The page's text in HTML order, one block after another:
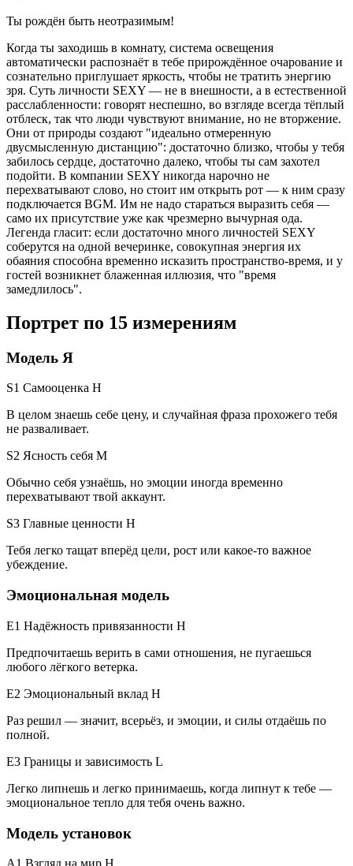
Ты рождён быть неотразимым!
Когда ты заходишь в комнату, система освещения
автоматически распознаёт в тебе прирождённое очарование и
сознательно приглушает яркость, чтобы не тратить энергию
зря. Суть личности SEXY — не в внешности, а в естественной
расслабленности: говорят неспешно, во взгляде всегда тёплый
отблеск, так что люди чувствуют внимание, но не вторжение.
Они от природы создают "идеально отмеренную
двусмысленную дистанцию": достаточно близко, чтобы у тебя
забилось сердце, достаточно далеко, чтобы ты сам захотел
подойти. В компании SEXY никогда нарочно не
перехватывают слово, но стоит им открыть рот — к ним сразу
подключается BGM. Им не надо стараться выразить себя —
само их присутствие уже как чрезмерно вычурная ода.
Легенда гласит: если достаточно много личностей SEXY
соберутся на одной вечеринке, совокупная энергия их
обаяния способна временно исказить пространство-время, и у
гостей возникнет блаженная иллюзия, что "время
замедлилось".
Портрет по 15 измерениям
Модель Я
S1 Самооценка H
В целом знаешь себе цену, и случайная фраза прохожего тебя
не разваливает.
S2 Ясность себя M
Обычно себя узнаёшь, но эмоции иногда временно
перехватывают твой аккаунт.
S3 Главные ценности H
Тебя легко тащат вперёд цели, рост или какое-то важное
убеждение.
Эмоциональная модель
E1 Надёжность привязанности H
Предпочитаешь верить в сами отношения, не пугаешься
любого лёгкого ветерка.
E2 Эмоциональный вклад H
Раз решил — значит, всерьёз, и эмоции, и силы отдаёшь по
полной.
E3 Границы и зависимость L
Легко липнешь и легко принимаешь, когда липнут к тебе —
эмоциональное тепло для тебя очень важно.
Модель установок